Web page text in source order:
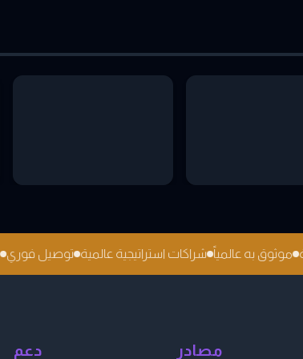
موثوق به عالمياً شراكات استراتيجية عالمية توصيل فوري
مصادر دعم